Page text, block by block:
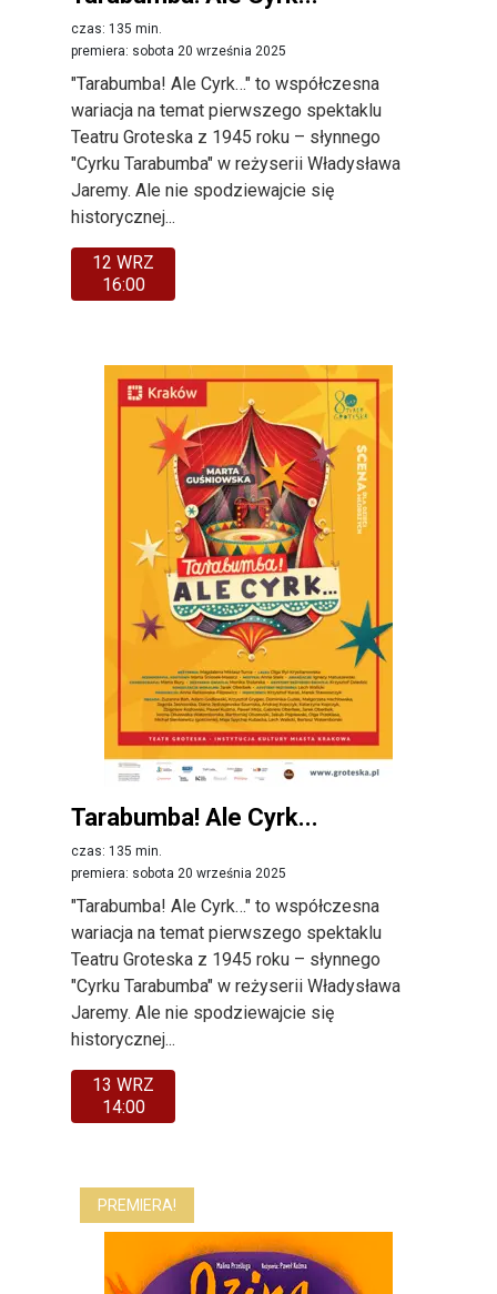
czas: 135 min.
premiera: sobota 20 września 2025
"Tarabumba! Ale Cyrk…" to współczesna
wariacja na temat pierwszego spektaklu
Teatru Groteska z 1945 roku – słynnego
"Cyrku Tarabumba" w reżyserii Władysława
Jaremy. Ale nie spodziewajcie się
historycznej...
12 WRZ
16:00
Tarabumba! Ale Cyrk...
czas: 135 min.
premiera: sobota 20 września 2025
"Tarabumba! Ale Cyrk…" to współczesna
wariacja na temat pierwszego spektaklu
Teatru Groteska z 1945 roku – słynnego
"Cyrku Tarabumba" w reżyserii Władysława
Jaremy. Ale nie spodziewajcie się
historycznej...
13 WRZ
14:00
PREMIERA!